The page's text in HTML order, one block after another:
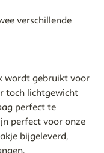
verschillende
wordt gebruikt voor
toch lichtgewicht
perfect te
perfect voor onze
bijgeleverd,